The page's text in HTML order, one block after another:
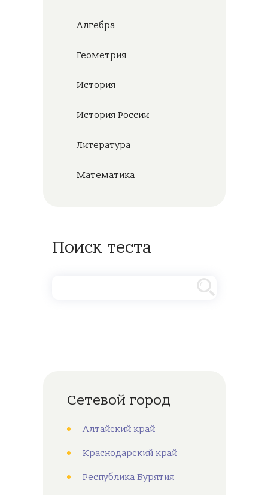
Алгебра
Геометрия
История
История России
Литература
Математика
Поиск теста
Сетевой город
Алтайский край
Краснодарский край
Республика Бурятия